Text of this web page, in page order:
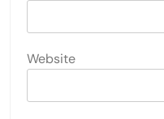
Website